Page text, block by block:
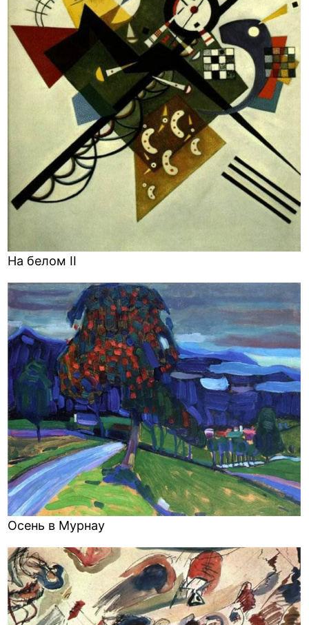
На белом II
Осень в Мурнау